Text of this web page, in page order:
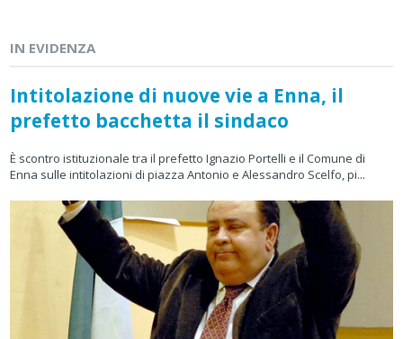
IN EVIDENZA
Intitolazione di nuove vie a Enna, il
prefetto bacchetta il sindaco
È scontro istituzionale tra il prefetto Ignazio Portelli e il Comune di
Enna sulle intitolazioni di piazza Antonio e Alessandro Scelfo, pi...